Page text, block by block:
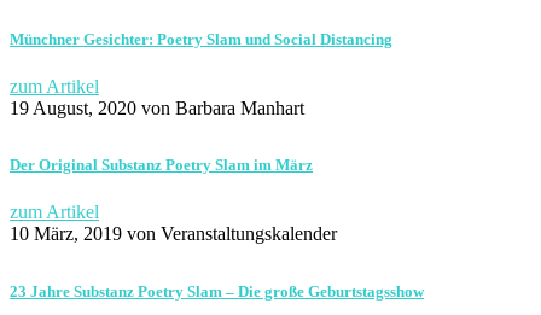
Münchner Gesichter: Poetry Slam und Social Distancing
zum Artikel
19 August, 2020 von Barbara Manhart
Der Original Substanz Poetry Slam im März
zum Artikel
10 März, 2019 von Veranstaltungskalender
23 Jahre Substanz Poetry Slam – Die große Geburtstagsshow